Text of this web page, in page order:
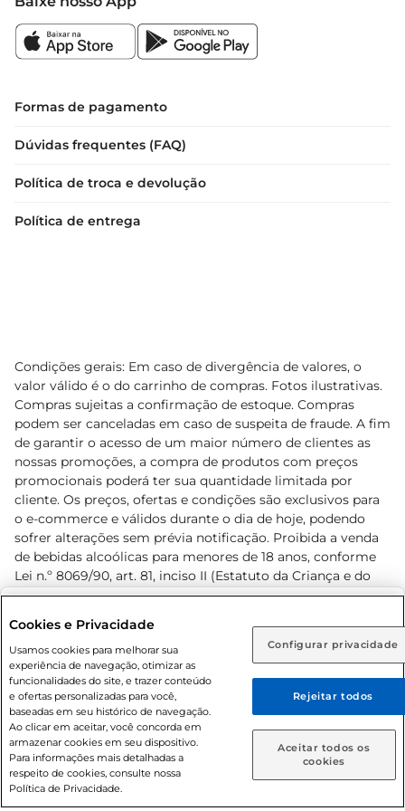
Rio de Janeiro (RJ) Goiás (GO)
Ou
Caso queira comprar online, informe como deseja receber
suas compras:
Entrega em casa Retire em Loja
Formas de pagamento
Dúvidas frequentes (FAQ)
Política de troca e devolução
Política de entrega
Condições gerais: Em caso de divergência de valores, o
valor válido é o do carrinho de compras. Fotos ilustrativas.
Compras sujeitas a confirmação de estoque. Compras
podem ser canceladas em caso de suspeita de fraude. A fim
de garantir o acesso de um maior número de clientes as
nossas promoções, a compra de produtos com preços
promocionais poderá ter sua quantidade limitada por
cliente. Os preços, ofertas e condições são exclusivos para
o e-commerce e válidos durante o dia de hoje, podendo
sofrer alterações sem prévia notificação. Proibida a venda
de bebidas alcoólicas para menores de 18 anos, conforme
Lei n.º 8069/90, art. 81, inciso II (Estatuto da Criança e do
Adolescente). Preços e condições exclusivos para o
prévio. O valor mínimo para as compras on-line é de R$
80,00.
© 2026 Copyright. Todos os direitos
reservados Prezunic.
Cookies e Privacidade
Usamos cookies para melhorar sua
experiência de navegação, otimizar as
funcionalidades do site, e trazer conteúdo
e ofertas personalizadas para você,
baseadas em seu histórico de navegação.
Ao clicar em aceitar, você concorda em
armazenar cookies em seu dispositivo.
Para informações mais detalhadas a
respeito de cookies, consulte nossa
Política de Privacidade.
Configurar privacidade
Rejeitar todos
Aceitar todos os
cookies